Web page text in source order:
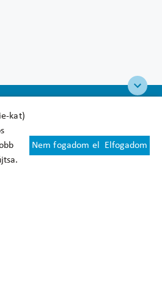
kat)
Nem fogadom el Elfogadom
feltételek